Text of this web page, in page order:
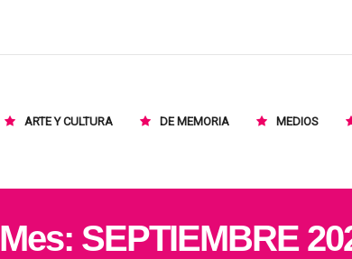
ARTE Y CULTURA DE MEMORIA MEDIOS
Mes: SEPTIEMBRE